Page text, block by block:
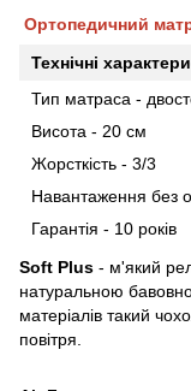
Ортопедичний
Технічні
Тип матраса -
Висота - 20 см
Жорсткість - 3/3
Навантаження без
Гарантія - 10 років
Soft Plus - м'який
натуральною
матеріалів такий
повітря.